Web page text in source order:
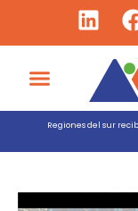
Regiones del sur